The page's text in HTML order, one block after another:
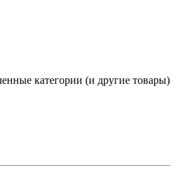
категории (и другие товары)